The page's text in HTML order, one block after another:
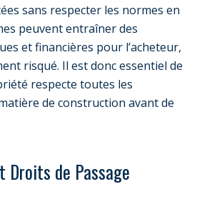
sans respecter les normes en
peuvent entraîner des
et financières pour l’acheteur,
risqué. Il est donc essentiel de
respecte toutes les
de construction avant de
Droits de Passage